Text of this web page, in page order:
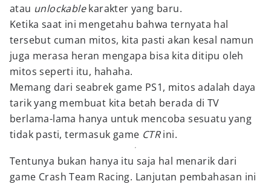
atau unlockablekarakter yang baru.
Ketika saat ini mengetahu bahwa ternyata hal
tersebut cuman mitos, kita pasti akan kesal namun
juga merasa heran mengapa bisa kita ditipu oleh
mitos seperti itu, hahaha.
Memang dari seabrek game PS1, mitos adalah daya
tarik yang membuat kita betah berada di TV
berlama-lama hanya untuk mencoba sesuatu yang
tidak pasti, termasuk game CTRini.
Tentunya bukan hanya itu saja hal menarik dari
game Crash Team Racing. Lanjutan pembahasan ini